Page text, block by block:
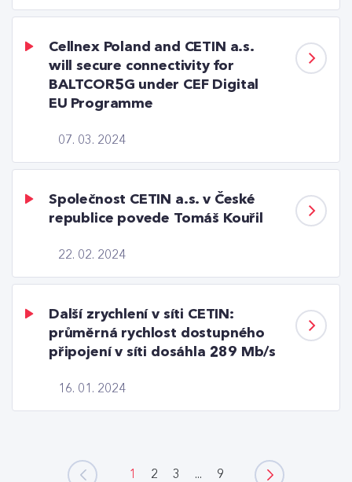
07. 03. 2024
Cellnex Poland and CETIN a.s.
will secure connectivity for
BALTCOR5G under CEF Digital
EU Programme
22. 02. 2024
Společnost CETIN a.s. v České
republice povede Tomáš Kouřil
16. 01. 2024
Další zrychlení v síti CETIN:
průměrná rychlost dostupného
připojení v síti dosáhla 289 Mb/s
1 2 3 ... 9